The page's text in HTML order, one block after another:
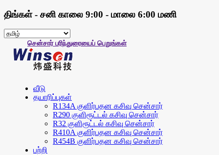
திங்கள் - சனி காலை 9:00 - மாலை 6:00 மணி
சென்சார் பரிந்துரையைப் பெறுங்கள்
வீடு
தயாரிப்புகள்
R134A குளிர்பதன கசிவு சென்சார்
R290 குளிரூட்டல் கசிவு சென்சார்
R32 குளிரூட்டல் கசிவு சென்சார்
R410A குளிர்பதன கசிவு சென்சார்
R454B குளிர்பதன கசிவு சென்சார்
பற்றி